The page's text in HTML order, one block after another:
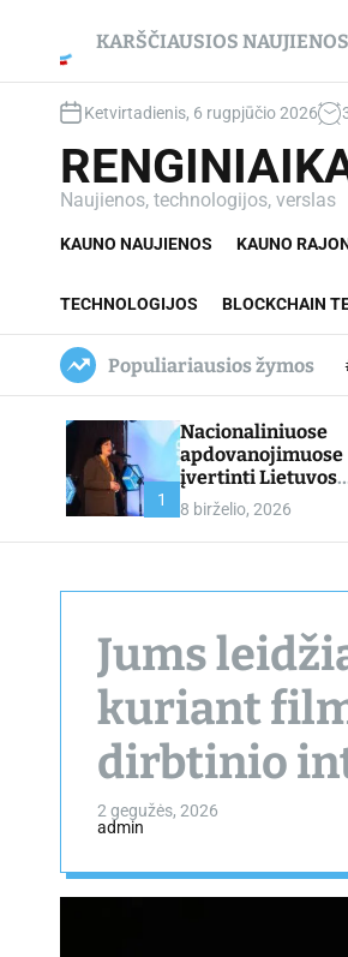
KARŠČIAUSIOS NAUJIENOS
Jupiterio
Ketvirtadienis, 6 rugpjūčio 2026
Naujienos, technologijos, verslas
KAUNO NAUJIENOS KAUNO
TECHNOLOGIJOS BLOCKCHAIN
Populiariausios žymos
1
Nacionaliniuose
apdovanojimuose
įvertinti Lietuvos
profesinio mokymo
lyderiai
8 birželio, 2026
Jums
kuriant
dirbtinio
2 gegužės, 2026
admin